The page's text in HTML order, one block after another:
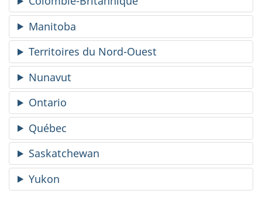
Manitoba
Territoires du Nord-Ouest
Nunavut
Ontario
Québec
Saskatchewan
Yukon